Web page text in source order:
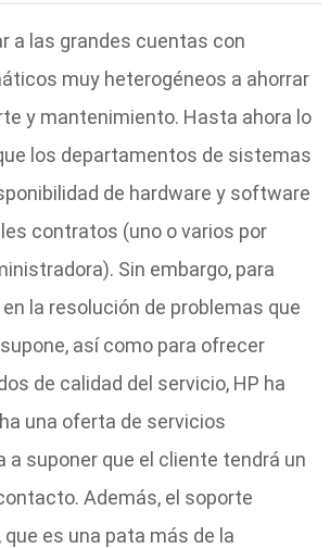
a las grandes cuentas con
muy heterogéneos a ahorrar
y mantenimiento. Hasta ahora lo
los departamentos de sistemas
de hardware y software
contratos (uno o varios por
Sin embargo, para
la resolución de problemas que
así como para ofrecer
de calidad del servicio, HP ha
una oferta de servicios
a suponer que el cliente tendrá un
Además, el soporte
que es una pata más de la